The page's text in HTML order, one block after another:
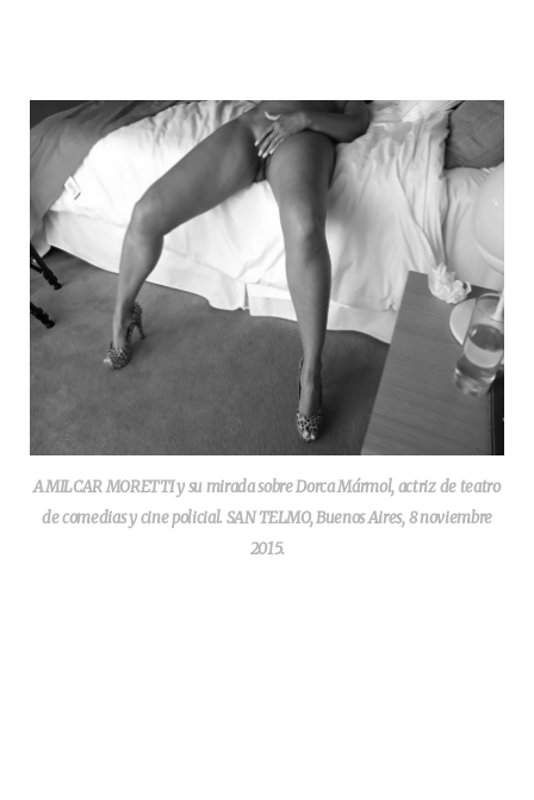
AMILCAR MORETTI y su mirada sobre Dorca Mármol, actriz de teatro
de comedias y cine policial. SAN TELMO, Buenos Aires, 8 noviembre
2015.